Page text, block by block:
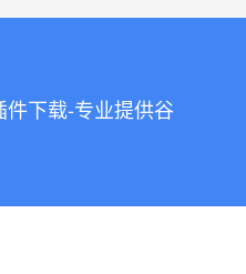
下载-专业提供谷